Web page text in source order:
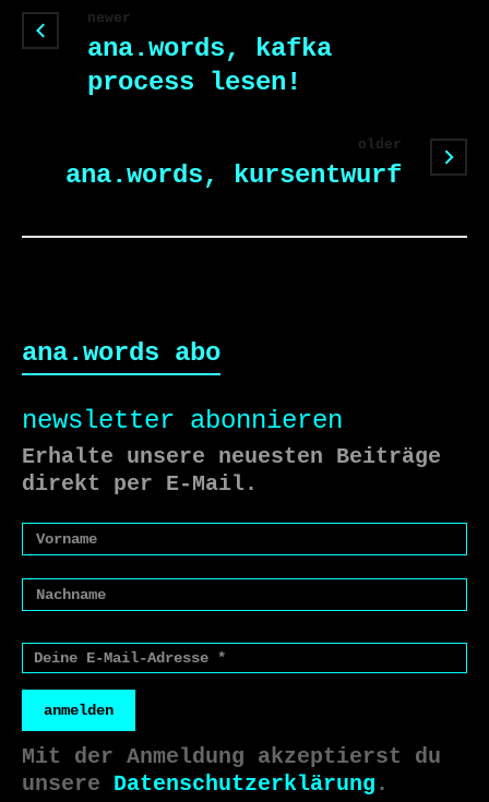
newer
ana.words, kafka
process lesen!
older
ana.words, kursentwurf
ana.words abo
newsletter abonnieren
Erhalte unsere neuesten Beiträge
direkt per E-Mail.
anmelden
Mit der Anmeldung akzeptierst du
unsere Datenschutzerklärung .